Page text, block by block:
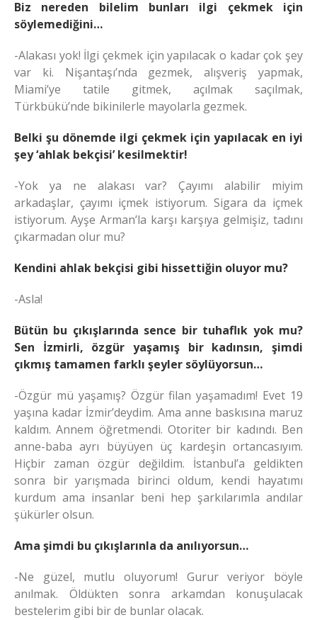
Biz nereden bilelim bunları ilgi çekmek için
söylemediğini…
-Alakası yok! İlgi çekmek için yapılacak o kadar çok şey
var ki. Nişantaşı’nda gezmek, alışveriş yapmak,
Miami’ye tatile gitmek, açılmak saçılmak,
Türkbükü’nde bikinilerle mayolarla gezmek.
Belki şu dönemde ilgi çekmek için yapılacak en iyi
şey ‘ahlak bekçisi’ kesilmektir!
-Yok ya ne alakası var? Çayımı alabilir miyim
arkadaşlar, çayımı içmek istiyorum. Sigara da içmek
istiyorum. Ayşe Arman’la karşı karşıya gelmişiz, tadını
çıkarmadan olur mu?
Kendini ahlak bekçisi gibi hissettiğin oluyor mu?
-Asla!
Bütün bu çıkışlarında sence bir tuhaflık yok mu?
Sen İzmirli, özgür yaşamış bir kadınsın, şimdi
çıkmış tamamen farklı şeyler söylüyorsun…
-Özgür mü yaşamış? Özgür filan yaşamadım! Evet 19
yaşına kadar İzmir’deydim. Ama anne baskısına maruz
kaldım. Annem öğretmendi. Otoriter bir kadındı. Ben
anne-baba ayrı büyüyen üç kardeşin ortancasıyım.
Hiçbir zaman özgür değildim. İstanbul’a geldikten
sonra bir yarışmada birinci oldum, kendi hayatımı
kurdum ama insanlar beni hep şarkılarımla andılar
şükürler olsun.
Ama şimdi bu çıkışlarınla da anılıyorsun…
-Ne güzel, mutlu oluyorum! Gurur veriyor böyle
anılmak. Öldükten sonra arkamdan konuşulacak
bestelerim gibi bir de bunlar olacak.